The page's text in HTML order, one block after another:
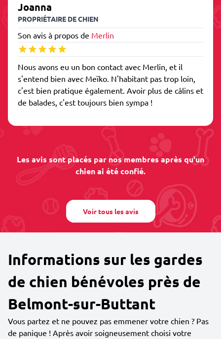
Joanna
PROPRIÉTAIRE DE CHIEN
Son avis à propos de Merlin
Nous avons eu un bon contact avec Merlin, et il
s'entend bien avec Meïko. N'habitant pas trop loin,
c'est bien pratique également. Avoir plus de câlins et
de balades, c'est toujours bien sympa !
Les avis sont placés par nos membres après qu'un
chien ai été confié.
Voir tous les avis
Informations sur les gardes
de chien bénévoles près de
Belmont-sur-Buttant
Vous partez et ne pouvez pas emmener votre chien ? Pas
de panique ! Après avoir soigneusement choisi votre